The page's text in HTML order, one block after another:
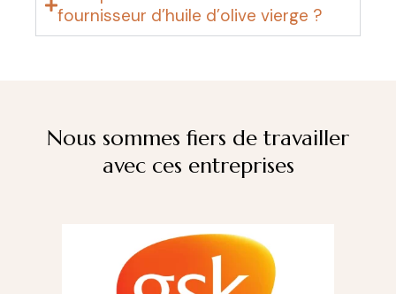
fournisseur d’huile d’olive vierge ?
Nous sommes fiers de travailler
avec ces entreprises